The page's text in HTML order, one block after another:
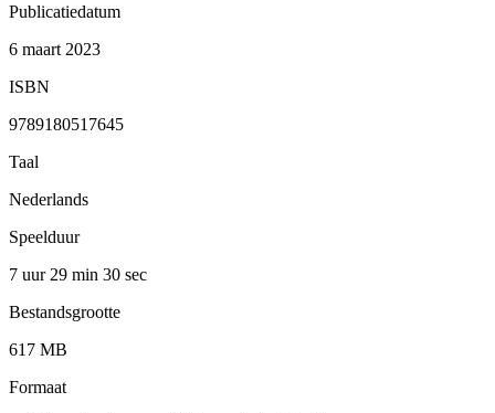
Publicatiedatum
6 maart 2023
ISBN
9789180517645
Taal
Nederlands
Speelduur
7 uur 29 min 30 sec
Bestandsgrootte
617 MB
Formaat